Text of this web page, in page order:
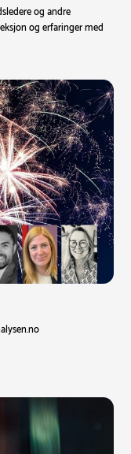
og andre
og erfaringer med